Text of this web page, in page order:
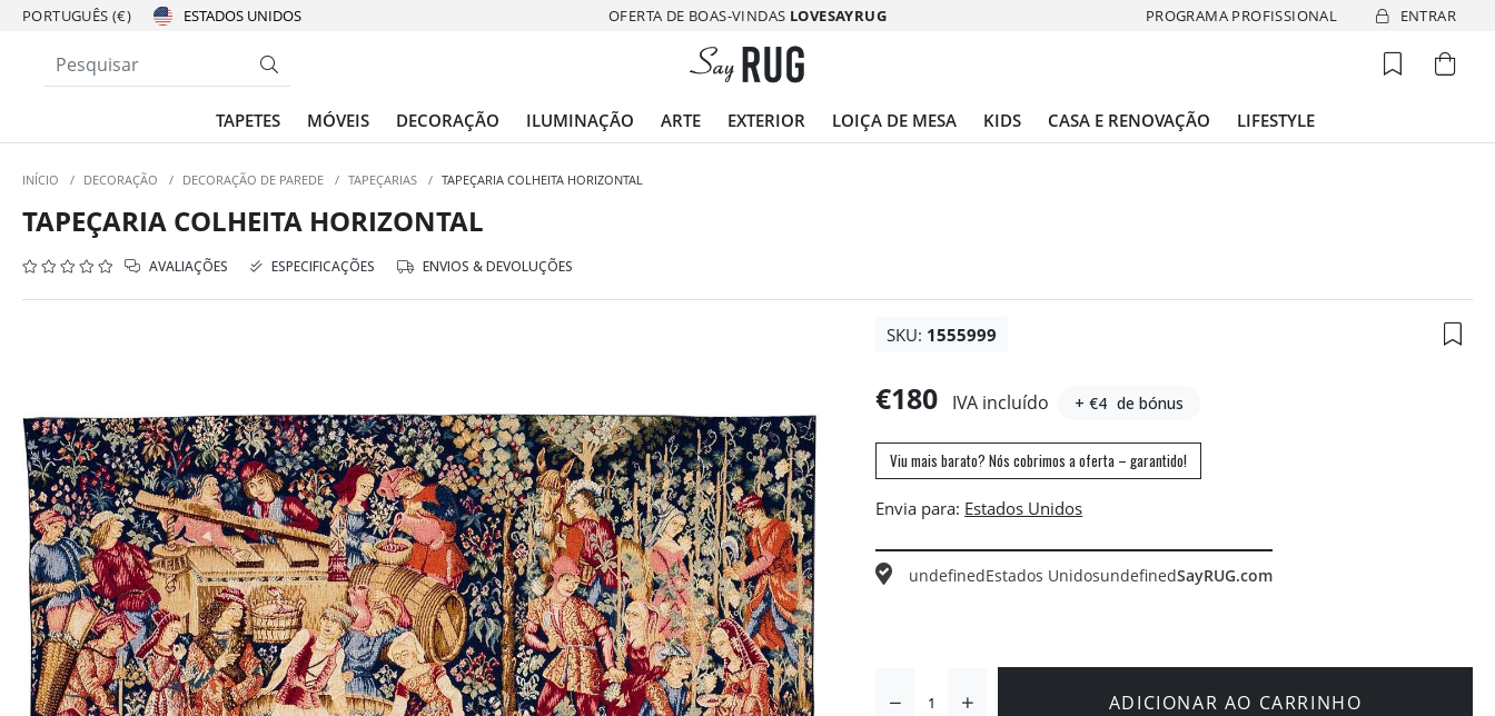
PORTUGUÊS (€) OFERTA DE BOAS-VINDAS LOVESAYRUG PROGRAMA PROFISSIONAL ENTRAR
TAPETES MÓVEIS DECORAÇÃO ILUMINAÇÃO ARTE EXTERIOR LOIÇA DE MESA KIDS CASA E RENOVAÇÃO LIFESTYLE
INÍCIO / DECORAÇÃO / DECORAÇÃO DE PAREDE / TAPEÇARIAS / TAPEÇARIA COLHEITA HORIZONTAL
TAPEÇARIA COLHEITA HORIZONTAL
AVALIAÇÕES ESPECIFICAÇÕES ENVIOS & DEVOLUÇÕES
SKU: 1555999
€180 IVA incluído + €4 de bónus
Viu mais barato? Nós cobrimos a oferta – garantido!
Envia para:
undefinedEstados UnidosundefinedSayRUG.com
ADICIONAR AO CARRINHO